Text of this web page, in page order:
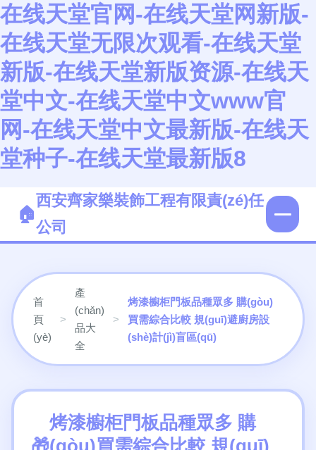
在线天堂官网-在线天堂网新版-
在线天堂无限次观看-在线天堂
新版-在线天堂新版资源-在线天
堂中文-在线天堂中文www官
网-在线天堂中文最新版-在线天
堂种子-在线天堂最新版8
西安齊家樂裝飾工程有限責(zé)任
公司
首
頁
(yè)
>
產
(chǎn)
品大
全
>
烤漆櫥柜門板品種眾多 購(gòu)
買需綜合比較 規(guī)避廚房設
(shè)計(jì)盲區(qū)
烤漆櫥柜門板品種眾多 購
(gòu)買需綜合比較 規(guī)